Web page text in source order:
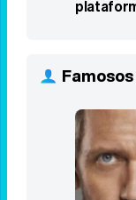
7 Aida
8
con Amir
9'The
cuatro
las TDT
10